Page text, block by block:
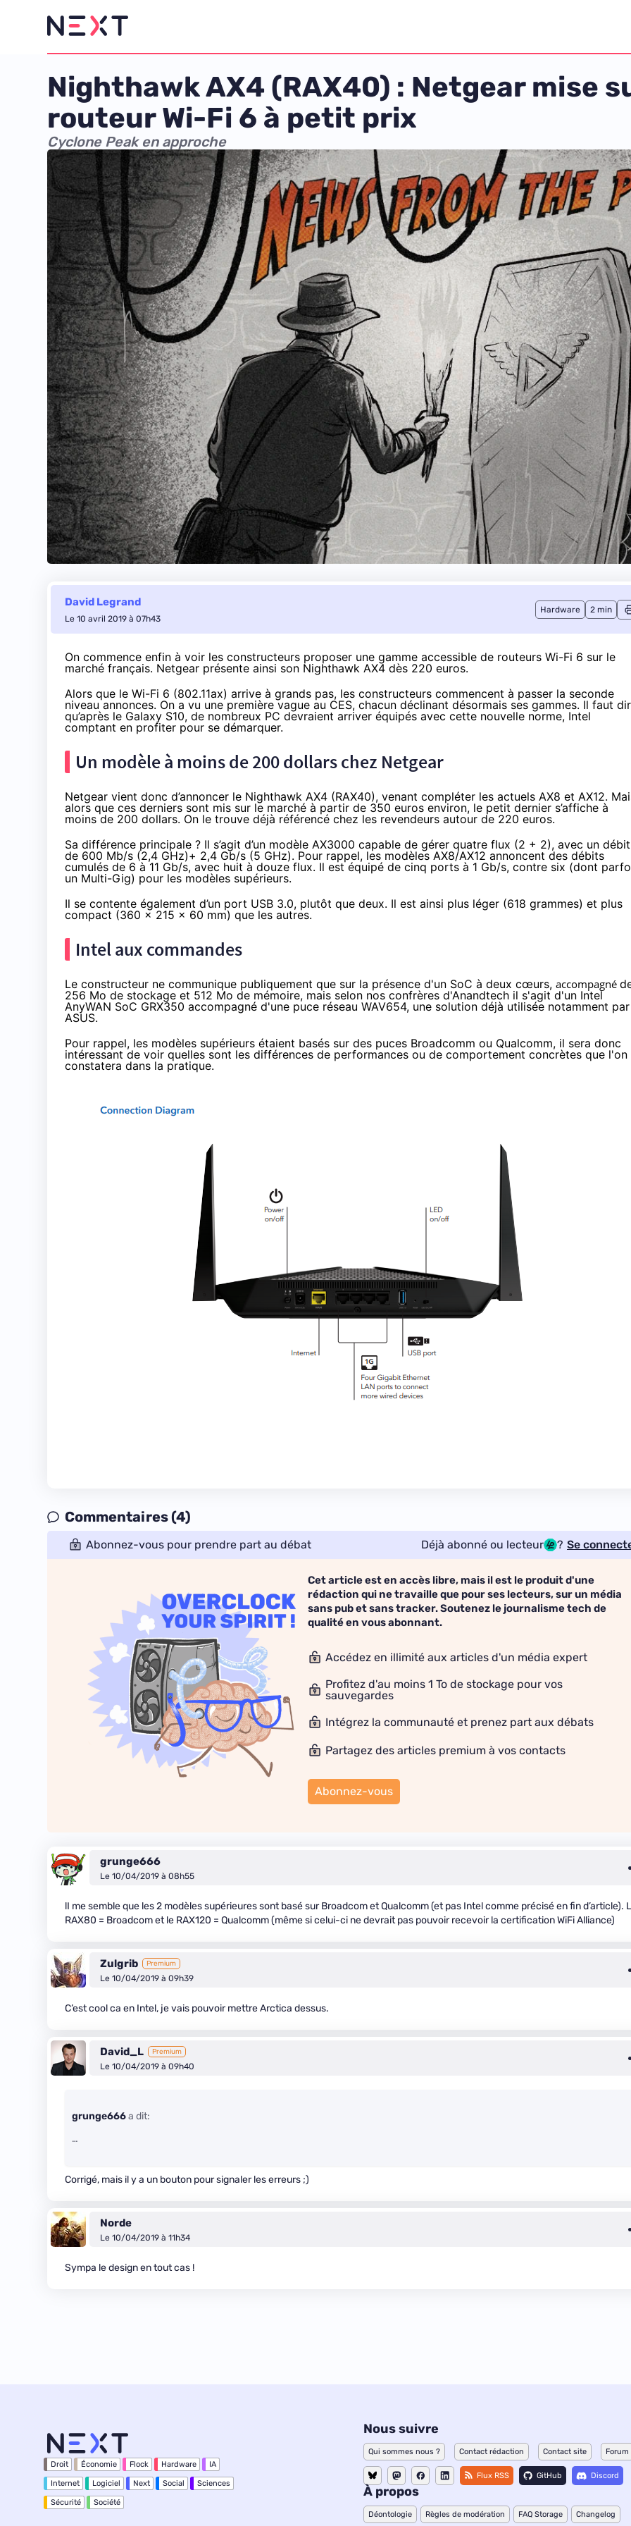
Nighthawk AX4 (RAX40) : Netgear mise
routeur Wi-Fi 6 à petit prix
Cyclone Peak en approche
David Legrand
Le 10 avril 2019 à 07h43
Hardware 2 min
On commence enfin à voir les constructeurs proposer une gamme accessible de routeurs Wi-Fi 6 sur le
marché français. Netgear présente ainsi son Nighthawk AX4 dès 220 euros.
Alors que le Wi-Fi 6 (802.11ax) arrive à grands pas, les constructeurs commencent à passer la seconde
niveau annonces. On a vu une première vague au CES, chacun déclinant désormais ses gammes. Il faut
qu’après le Galaxy S10, de nombreux PC devraient arriver équipés avec cette nouvelle norme, Intel
comptant en profiter pour se démarquer.
Un modèle à moins de 200 dollars chez Netgear
Netgear vient donc d’annoncer le Nighthawk AX4 (RAX40), venant compléter les actuels AX8 et AX12.
alors que ces derniers sont mis sur le marché à partir de 350 euros environ, le petit dernier s’affiche à
moins de 200 dollars. On le trouve déjà référencé chez les revendeurs autour de 220 euros.
Sa différence principale ? Il s’agit d’un modèle AX3000 capable de gérer quatre flux (2 + 2), avec un débit
de 600 Mb/s (2,4 GHz)+ 2,4 Gb/s (5 GHz). Pour rappel, les modèles AX8/AX12 annoncent des débits
cumulés de 6 à 11 Gb/s, avec huit à douze flux. Il est équipé de cinq ports à 1 Gb/s, contre six (dont
un Multi-Gig) pour les modèles supérieurs.
Il se contente également d’un port USB 3.0, plutôt que deux. Il est ainsi plus léger (618 grammes) et plus
compact (360 x 215 x 60 mm) que les autres.
Intel aux commandes
Le constructeur ne communique publiquement que sur la présence d'un SoC à deux cœurs, accompagné
256 Mo de stockage et 512 Mo de mémoire, mais selon nos confrères d'Anandtech il s'agit d'un Intel
AnyWAN SoC GRX350 accompagné d'une puce réseau WAV654, une solution déjà utilisée notamment par
ASUS.
Pour rappel, les modèles supérieurs étaient basés sur des puces Broadcomm ou Qualcomm, il sera donc
intéressant de voir quelles sont les différences de performances ou de comportement concrètes que l'on
constatera dans la pratique.
Commentaires (4)
Abonnez-vous pour prendre part au débat Déjà abonné ou lecteur ? Se
Cet article est en accès libre, mais il est le produit d'une
rédaction qui ne travaille que pour ses lecteurs, sur un média
sans pub et sans tracker. Soutenez le journalisme tech de
qualité en vous abonnant.
Accédez en illimité aux articles d'un média expert
Profitez d'au moins 1 To de stockage pour vos
sauvegardes
Intégrez la communauté et prenez part aux débats
Partagez des articles premium à vos contacts
Abonnez-vous
grunge666
Le 10/04/2019 à 08h55
lI me semble que les 2 modèles supérieures sont basé sur Broadcom et Qualcomm (et pas Intel comme précisé en fin d’article).
RAX80 = Broadcom et le RAX120 = Qualcomm (même si celui-ci ne devrait pas pouvoir recevoir la certification WiFi Alliance)
Zulgrib Premium
Le 10/04/2019 à 09h39
C’est cool ca en Intel, je vais pouvoir mettre Arctica dessus.
David_L Premium
Le 10/04/2019 à 09h40
grunge666a dit:
…
Corrigé, mais il y a un bouton pour signaler les erreurs ;)
Norde
Le 10/04/2019 à 11h34
Sympa le design en tout cas !
Droit Économie Flock Hardware IA
Internet Logiciel Next Social Sciences
Sécurité Société
Nous suivre
Qui sommes nous ? Contact rédaction Contact site Forum
Flux RSS GitHub Discord
À propos
Déontologie Règles de modération FAQ Storage Changelog